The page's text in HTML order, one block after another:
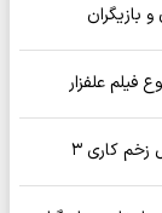
بازیگران
فیلم علفزار
زخم کاری ۳